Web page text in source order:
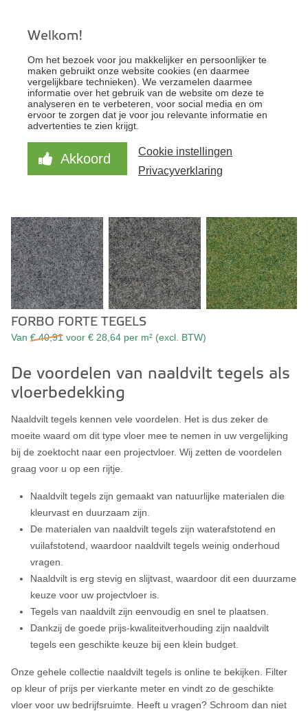
Welkom!
Om het bezoek voor jou makkelijker en persoonlijker te
maken gebruikt onze website cookies (en daarmee
vergelijkbare technieken). We verzamelen daarmee
informatie over het gebruik van de website om deze te
analyseren en te verbeteren, voor social media en om
ervoor te zorgen dat je voor jou relevante informatie en
advertenties te zien krijgt.
Akkoord
Cookie instellingen
Privacyverklaring
KantoorFloor - Uw specialist voor zakelijke
vloeren
FILTER HET ASSORTIMENT
FILTER HET ASSORTIMENT
FORBO FORTE TEGELS
Van € 40,91 voor € 28,64 per m² (excl. BTW)
De voordelen van naaldvilt tegels als
vloerbedekking
Naaldvilt tegels kennen vele voordelen. Het is dus zeker de
moeite waard om dit type vloer mee te nemen in uw vergelijking
bij de zoektocht naar een projectvloer. Wij zetten de voordelen
graag voor u op een rijtje.
Naaldvilt tegels zijn gemaakt van natuurlijke materialen die
kleurvast en duurzaam zijn.
De materialen van naaldvilt tegels zijn waterafstotend en
vuilafstotend, waardoor naaldvilt tegels weinig onderhoud
vragen.
Naaldvilt is erg stevig en slijtvast, waardoor dit een duurzame
keuze voor uw projectvloer is.
Tegels van naaldvilt zijn eenvoudig en snel te plaatsen.
Dankzij de goede prijs-kwaliteitverhouding zijn naaldvilt
tegels een geschikte keuze bij een klein budget.
Onze gehele collectie naaldvilt tegels is online te bekijken. Filter
op kleur of prijs per vierkante meter en vindt zo de geschikte
vloer voor uw bedrijfsruimte. Heeft u vragen? Schroom dan niet